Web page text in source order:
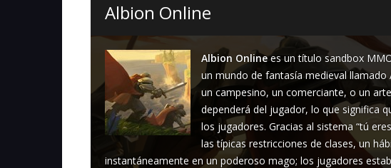
Albion Online
Albion Onlinees un título sandbox
un mundo de fantasía medieval
un campesino, un comerciante, o un
dependerá del jugador, lo que significa
los jugadores. Gracias al sistema “tú
las típicas restricciones de clases, un
instantáneamente en un poderoso mago; los jugadores